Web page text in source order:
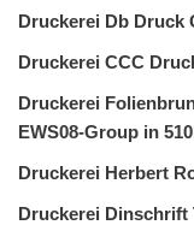
Druckerei Db Druck
Druckerei CCC
Druckerei
EWS08-Group in
Druckerei Herbert
Druckerei Dinschrift